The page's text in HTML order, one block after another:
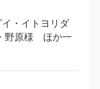
・イトヨリダ
野原様 ほか一